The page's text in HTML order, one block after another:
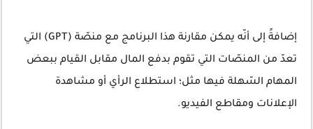
إضافةً إلى أنّه يمكن مقارنة هذا البرنامج مع منصّة (GPT) التي
تعدّ من المنصّات التي تقوم بدفع المال مقابل القيام ببعض
المهام السّهلة فيها مثل؛ استطلاع الرأي أو مشاهدة
الإعلانات ومقاطع الفيديو.